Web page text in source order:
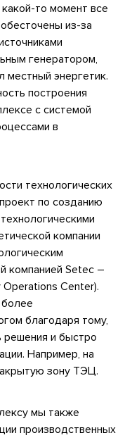
то момент все
из-за
генератором,
энергетик.
построения
с системой
в
технологических
по созданию
компании
компанией Setec –
Center).
более
благодаря тому,
решения и быстро
Например, на
зону ТЭЦ.
мы также
производственных